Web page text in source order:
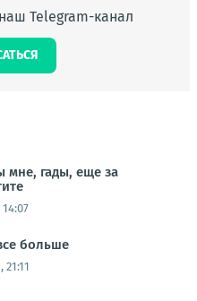
Telegram-канал
гады, еще за
больше
21:11